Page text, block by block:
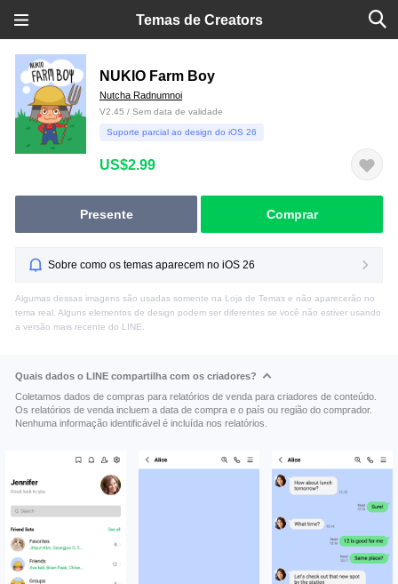
Temas de Creators
NUKIO Farm Boy
Nutcha Radnumnoi
V2.45 / Sem data de validade
Suporte parcial ao design do iOS 26
US$2.99
Presente Comprar
Sobre como os temas aparecem no iOS 26
Algumas dessas imagens são usadas somente na Loja de Temas e não aparecerão no
tema real. Alguns elementos de design podem ser diferentes se você não estiver usando
a versão mais recente do LINE.
Quais dados o LINE compartilha com os criadores?
Coletamos dados de compras para relatórios de venda para criadores de conteúdo.
Os relatórios de venda incluem a data de compra e o país ou região do comprador.
Nenhuma informação identificável é incluída nos relatórios.